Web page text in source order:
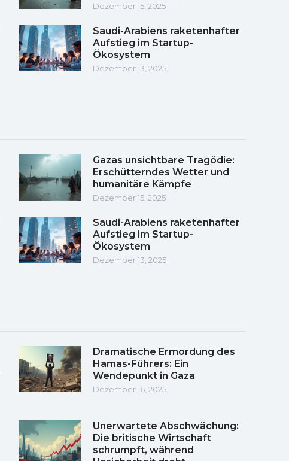
Dezember 15, 2025
Saudi-Arabiens raketenhafter
Aufstieg im Startup-
Ökosystem
Dezember 13, 2025
Gazas unsichtbare Tragödie:
Erschütterndes Wetter und
humanitäre Kämpfe
Dezember 15, 2025
Saudi-Arabiens raketenhafter
Aufstieg im Startup-
Ökosystem
Dezember 13, 2025
Dramatische Ermordung des
Hamas-Führers: Ein
Wendepunkt in Gaza
Dezember 16, 2025
Unerwartete Abschwächung:
Die britische Wirtschaft
schrumpft, während